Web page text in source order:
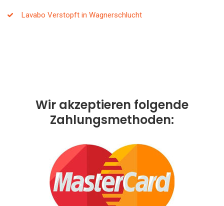
Lavabo Verstopft in Wagnerschlucht
Wir akzeptieren folgende
Zahlungsmethoden: